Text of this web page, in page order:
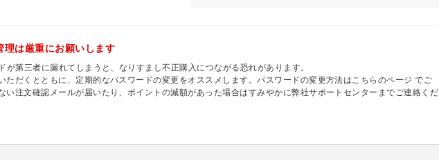
理は厳重にお願いします
が第三者に漏れてしまうと、なりすまし不正購入につながる恐れがあります。
ただくとともに、定期的なパスワードの変更をオススメします。パスワードの変更方法はこちらのページ でご
い注文確認メールが届いたり、ポイントの減額があった場合はすみやかに弊社サポートセンターまでご連絡くだ